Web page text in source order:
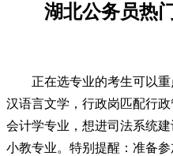
湖北公务员热
正在选专业的考生可以
汉语言文学，行政岗匹配行
会计学专业，想进司法系统
小教专业。特别提醒：准备